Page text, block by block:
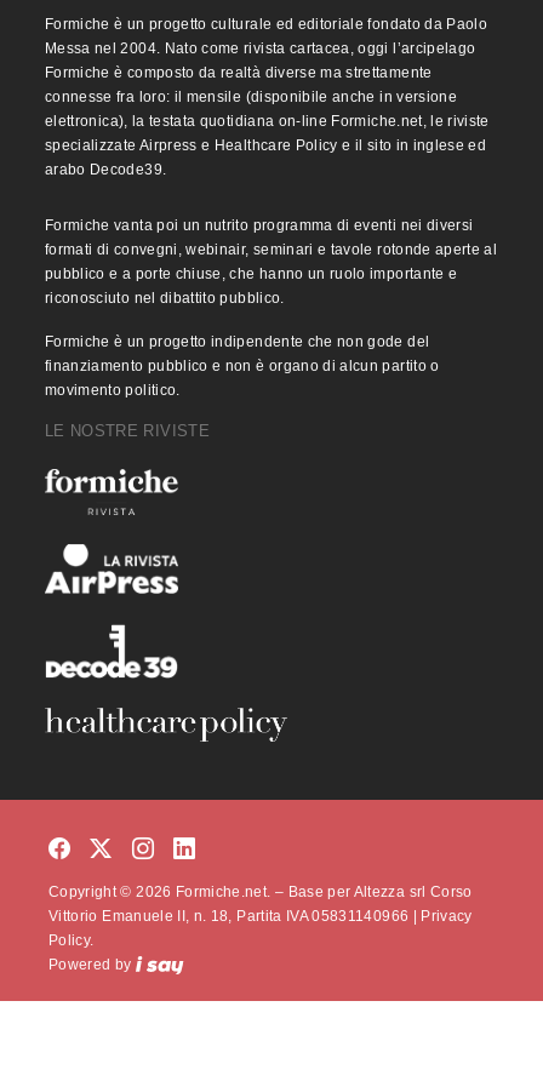
Formiche è un progetto culturale ed editoriale fondato da Paolo
Messa nel 2004. Nato come rivista cartacea, oggi l’arcipelago
Formiche è composto da realtà diverse ma strettamente
connesse fra loro: il mensile (disponibile anche in versione
elettronica), la testata quotidiana on-line Formiche.net, le riviste
specializzate Airpress e Healthcare Policy e il sito in inglese ed
arabo Decode39.
Formiche vanta poi un nutrito programma di eventi nei diversi
formati di convegni, webinair, seminari e tavole rotonde aperte al
pubblico e a porte chiuse, che hanno un ruolo importante e
riconosciuto nel dibattito pubblico.
Formiche è un progetto indipendente che non gode del
finanziamento pubblico e non è organo di alcun partito o
movimento politico.
LE NOSTRE RIVISTE
Copyright © 2026 Formiche.net. – Base per Altezza srl Corso
Vittorio Emanuele II, n. 18, Partita IVA 05831140966 |
Privacy
Policy.
Powered by